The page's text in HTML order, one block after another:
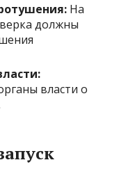
На
должны
власти о